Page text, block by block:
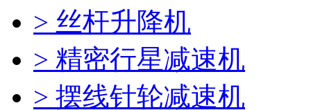
> 丝杆升降机
> 精密行星减速机
> 摆线针轮减速机